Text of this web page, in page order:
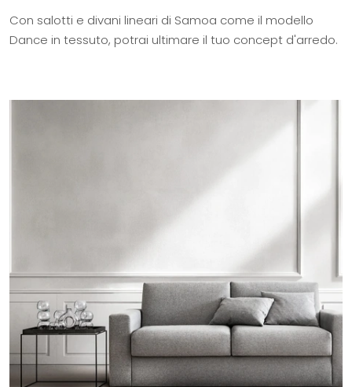
Con salotti e divani lineari di Samoa come il modello
Dance in tessuto, potrai ultimare il tuo concept d'arredo.